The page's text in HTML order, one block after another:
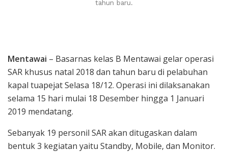
tahun baru.
Mentawai – Basarnas kelas B Mentawai gelar operasi
SAR khusus natal 2018 dan tahun baru di pelabuhan
kapal tuapejat Selasa 18/12. Operasi ini dilaksanakan
selama 15 hari mulai 18 Desember hingga 1 Januari
2019 mendatang.
Sebanyak 19 personil SAR akan ditugaskan dalam
bentuk 3 kegiatan yaitu Standby, Mobile, dan Monitor.